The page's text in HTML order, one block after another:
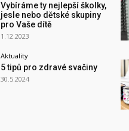
Vybíráme ty nejlepší školky,
jesle nebo dětské skupiny
pro Vaše dítě
1.12.2023
Aktuality
5 tipů pro zdravé svačiny
30.5.2024